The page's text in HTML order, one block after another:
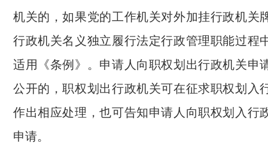
机关的，如果党的工作机关对外加挂行政机关
行政机关名义独立履行法定行政管理职能过程
适用《条例》。申请人向职权划出行政机关申
公开的，职权划出行政机关可在征求职权划入
作出相应处理，也可告知申请人向职权划入行
申请。